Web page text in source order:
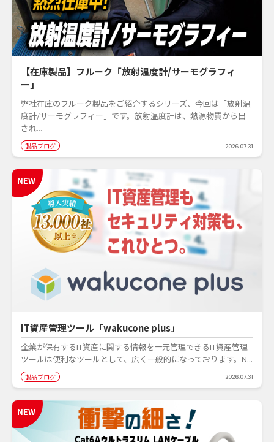
【在庫製品】フルーク「放射温度計/サーモグラフィ
ー」
弊社在庫のフルーク製品をご紹介するシリーズ、今回は「放射温
度計/サーモグラフィー」です。放射温度計は、熱源物質から出
され...
製品ブログ 2026.07.31
IT資産管理ツール「wakucone plus」
企業が保有するIT資産に関する情報を一元管理できるIT資産管理
ツールは便利なツールとして、広く一般的になっております。N...
製品ブログ 2026.07.31